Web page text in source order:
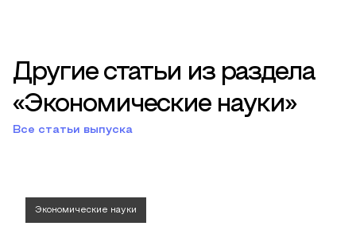
Другие статьи из раздела
«Экономические науки»
Все статьи выпуска
Экономические науки